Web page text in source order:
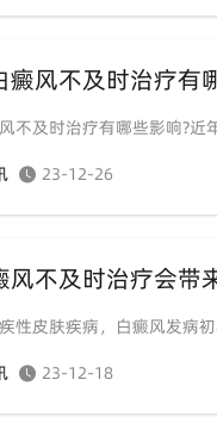
癜风不及时治疗有
不及时治疗有哪些影响?
23-12-26
风不及时治疗会带
性皮肤疾病，白癜风发病
23-12-18